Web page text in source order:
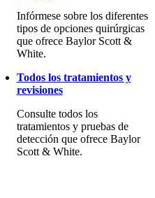
Infórmese sobre los diferentes
tipos de opciones quirúrgicas
que ofrece Baylor Scott &
White.
Todos los tratamientos y
revisiones
Consulte todos los
tratamientos y pruebas de
detección que ofrece Baylor
Scott & White.